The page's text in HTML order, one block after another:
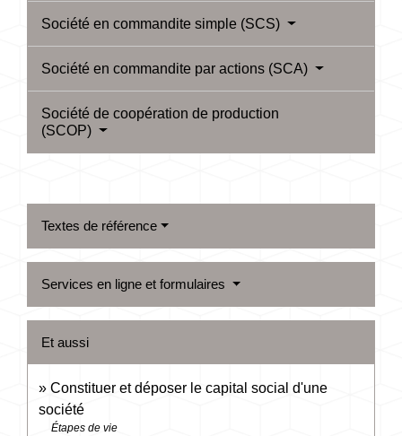
Société en commandite simple (SCS)
Société en commandite par actions (SCA)
Société de coopération de production
(SCOP)
Textes de référence
Services en ligne et formulaires
Et aussi
Constituer et déposer le capital social d'une
société
Étapes de vie